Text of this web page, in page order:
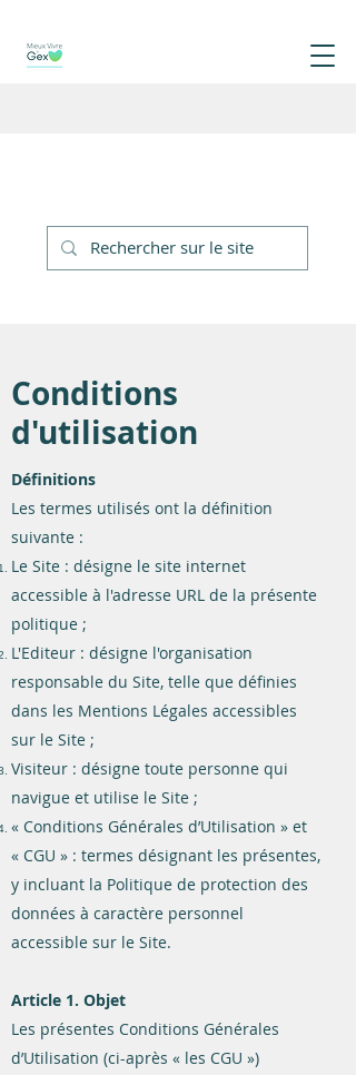
Conditions
d'utilisation
Définitions
Les termes utilisés ont la définition
suivante :
Le Site : désigne le site internet
accessible à l'adresse URL de la présente
politique ;
L'Editeur : désigne l'organisation
responsable du Site, telle que définies
dans les Mentions Légales accessibles
sur le Site ;
Visiteur : désigne toute personne qui
navigue et utilise le Site ;
« Conditions Générales d’Utilisation » et
« CGU » : termes désignant les présentes,
y incluant la Politique de protection des
données à caractère personnel
accessible sur le Site.
Article 1. Objet
Les présentes Conditions Générales
d’Utilisation (ci-après « les CGU »)